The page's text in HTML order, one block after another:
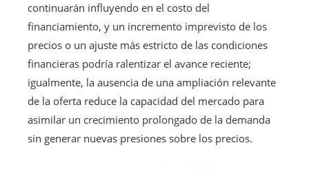
continuarán influyendo en el costo del
financiamiento, y un incremento imprevisto de los
precios o un ajuste más estricto de las condiciones
financieras podría ralentizar el avance reciente;
igualmente, la ausencia de una ampliación relevante
de la oferta reduce la capacidad del mercado para
asimilar un crecimiento prolongado de la demanda
sin generar nuevas presiones sobre los precios.